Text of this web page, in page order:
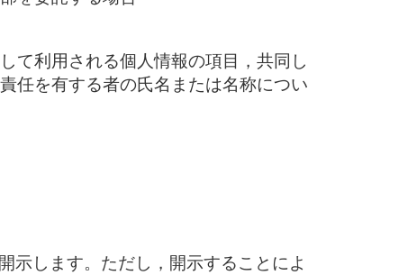
て利用される個人情報の項目，共同し
任を有する者の氏名または名称につい
示します。ただし，開示することによ